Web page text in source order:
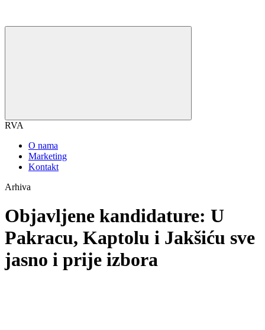
RVA
O nama
Marketing
Kontakt
Arhiva
Objavljene kandidature: U
Pakracu, Kaptolu i Jakšiću sve
jasno i prije izbora